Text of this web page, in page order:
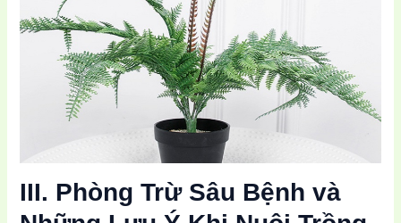
III. Phòng Trừ Sâu Bệnh và